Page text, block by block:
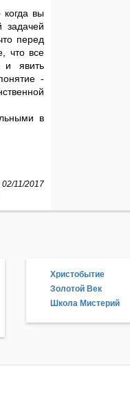
вы
перед
что все
и явить
-
в
11/2017
Христобытие
Золотой Век
Школа Мистерий